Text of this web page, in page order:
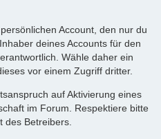
Account, den nur du
deines Accounts für den
Wähle daher ein
vor einem Zugriff dritter.
auf Aktivierung eines
im Forum. Respektiere bitte
des Betreibers.